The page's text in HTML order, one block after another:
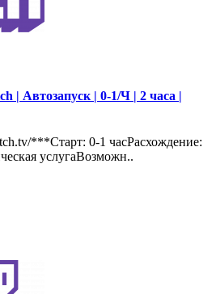
| Автозапуск | 0-1/Ч | 2 часа |
***Старт: 0-1 часРасхождение:
услугаВозможн..